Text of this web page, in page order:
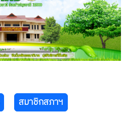
สมาชิกสภาฯ